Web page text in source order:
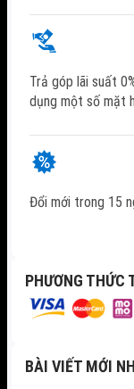
Trả góp lãi suất
dụng một số mặt
Đổi mới trong 15
PHƯƠNG THỨC
BÀI VIẾT MỚI